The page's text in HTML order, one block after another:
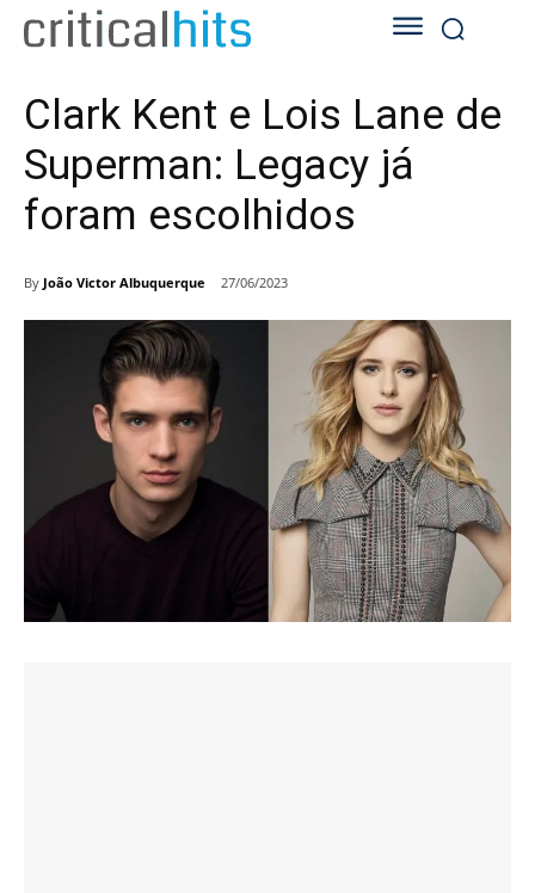
Clark Kent e Lois Lane de
Superman: Legacy já
foram escolhidos
By João Victor Albuquerque 27/06/2023